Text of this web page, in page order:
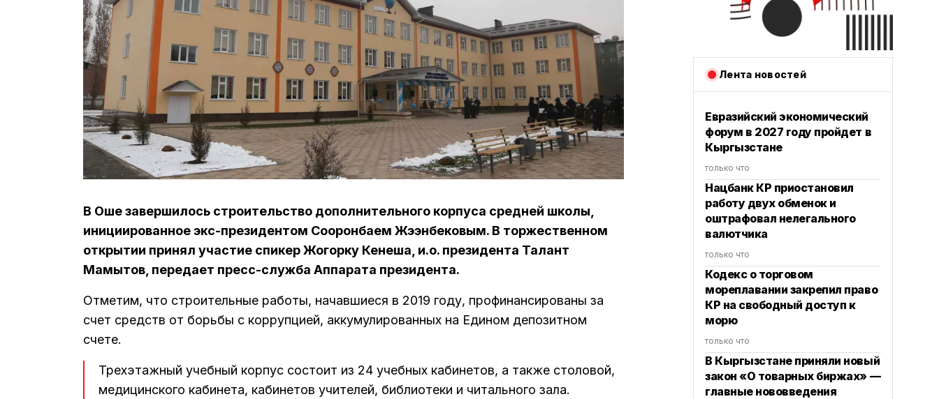
В Оше завершилось строительство дополнительного корпуса средней школы,
инициированное экс-президентом Сооронбаем Жээнбековым. В торжественном
открытии принял участие спикер Жогорку Кенеша, и.о. президента Талант
Мамытов, передает пресс-служба Аппарата президента.
Отметим, что строительные работы, начавшиеся в 2019 году, профинансированы за
счет средств от борьбы с коррупцией, аккумулированных на Едином депозитном
счете.
Трехэтажный учебный корпус состоит из 24 учебных кабинетов, а также столовой,
медицинского кабинета, кабинетов учителей, библиотеки и читального зала.
Лента новостей
Евразийский экономический
форум в 2027 году пройдет в
Кыргызстане
только что
Нацбанк КР приостановил
работу двух обменок и
оштрафовал нелегального
валютчика
только что
Кодекс о торговом
мореплавании закрепил право
КР на свободный доступ к
морю
только что
В Кыргызстане приняли новый
закон «О товарных биржах» —
главные нововведения